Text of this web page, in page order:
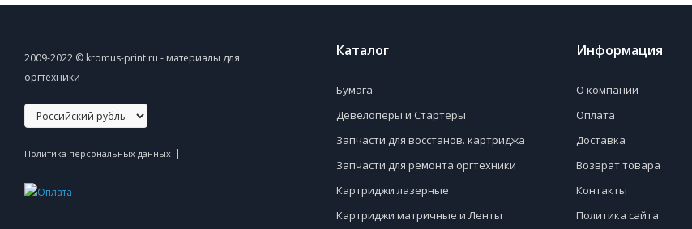
2009-2022 © kromus-print.ru - материалы для
оргтехники
Политика персональных данных |
Каталог
Бумага
Девелоперы и Стартеры
Запчасти для восстанов. картриджа
Запчасти для ремонта оргтехники
Картриджи лазерные
Картриджи матричные и Ленты
Информация
О компании
Оплата
Доставка
Возврат товара
Контакты
Политика сайта